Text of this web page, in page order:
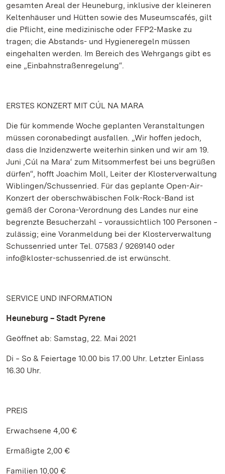
gesamten Areal der Heuneburg, inklusive der kleineren
Keltenhäuser und Hütten sowie des Museumscafés, gilt
die Pflicht, eine medizinische oder FFP2-Maske zu
tragen; die Abstands- und Hygieneregeln müssen
eingehalten werden. Im Bereich des Wehrgangs gibt es
eine „Einbahnstraßenregelung“.
ERSTES KONZERT MIT CÚL NA MARA
Die für kommende Woche geplanten Veranstaltungen
müssen coronabedingt ausfallen. „Wir hoffen jedoch,
dass die Inzidenzwerte weiterhin sinken und wir am 19.
Juni ‚Cúl na Mara‘ zum Mitsommerfest bei uns begrüßen
dürfen“, hofft Joachim Moll, Leiter der Klosterverwaltung
Wiblingen/Schussenried. Für das geplante Open-Air-
Konzert der oberschwäbischen Folk-Rock-Band ist
gemäß der Corona-Verordnung des Landes nur eine
begrenzte Besucherzahl ‒ voraussichtlich 100 Personen ‒
zulässig; eine Voranmeldung bei der Klosterverwaltung
Schussenried unter Tel. 07583 / 9269140 oder
info@kloster-schussenried.de ist erwünscht.
SERVICE UND INFORMATION
Heuneburg – Stadt Pyrene
Geöffnet ab: Samstag, 22. Mai 2021
Di ‒ So & Feiertage 10.00 bis 17.00 Uhr. Letzter Einlass
16.30 Uhr.
PREIS
Erwachsene 4,00 €
Ermäßigte 2,00 €
Familien 10,00 €